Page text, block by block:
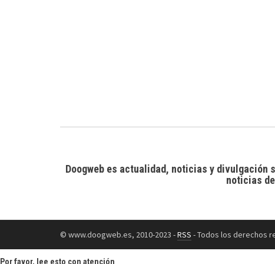
Doogweb es actualidad, noticias y
noticias
© www.doogweb.es, 2010-2023 -RSS - Todos los derechos
Por favor, lee esto con atención